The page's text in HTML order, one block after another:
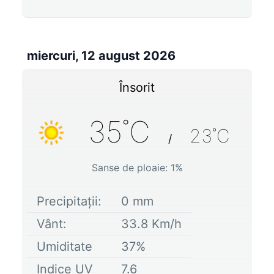
miercuri, 12 august 2026
Însorit
35˚C / 23˚C
Sanse de ploaie: 1%
Precipitații: 0 mm
Vânt:
33.8 Km/h
Umiditate
37%
Indice UV
7.6